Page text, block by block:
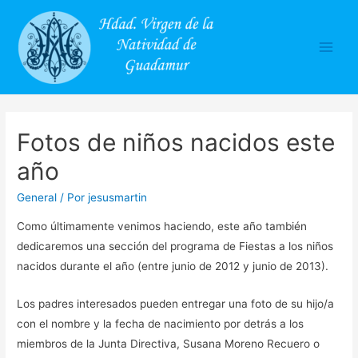
Fotos de niños nacidos este
año
General / Porjesusmartin
Como últimamente venimos haciendo, este año también
dedicaremos una sección del programa de Fiestas a los niños
nacidos durante el año (entre junio de 2012 y junio de 2013).
Los padres interesados pueden entregar una foto de su hijo/a
con el nombre y la fecha de nacimiento por detrás a los
miembros de la Junta Directiva, Susana Moreno Recuero o